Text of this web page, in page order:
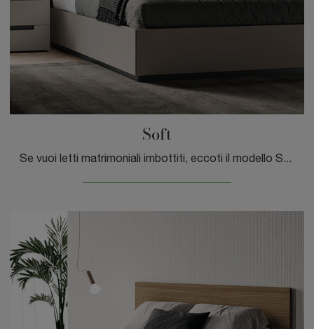
Soft
Se vuoi letti matrimoniali imbottiti, eccoti il modello Soft in tessuto per completare la camera da letto.